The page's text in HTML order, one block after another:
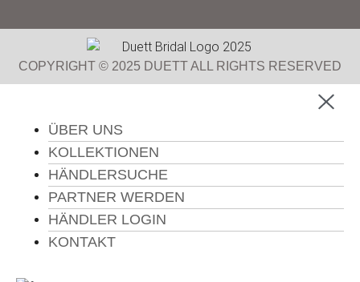
COPYRIGHT © 2025 DUETT ALL RIGHTS RESERVED
ÜBER UNS
KOLLEKTIONEN
HÄNDLERSUCHE
PARTNER WERDEN
HÄNDLER LOGIN
KONTAKT